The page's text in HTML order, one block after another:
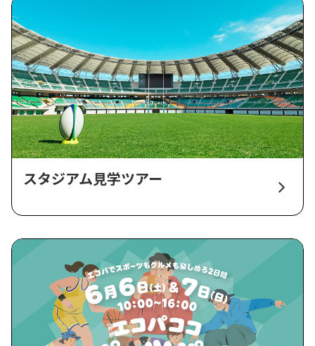
スタジアム見学ツアー